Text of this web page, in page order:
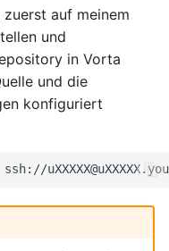
auf meinem
und
in Vorta
und die
konfiguriert